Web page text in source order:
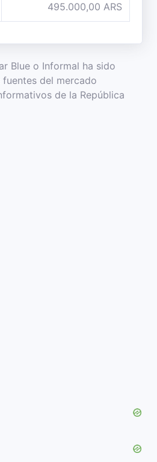
495.000,00 ARS
Blue o Informal ha sido
del mercado
de la República